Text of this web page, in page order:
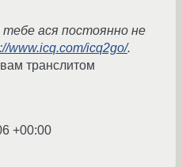
тебе ася постоянно не
www.icq.com/icq2go/.
транслитом
+00:00